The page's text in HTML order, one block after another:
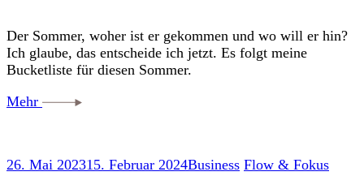
Der Sommer, woher ist er gekommen und wo will er hin?
Ich glaube, das entscheide ich jetzt. Es folgt meine
Bucketliste für diesen Sommer.
Mehr
26. Mai 202315. Februar 2024Business Flow & Fokus